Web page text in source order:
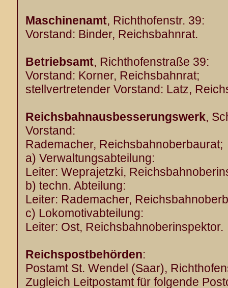
Maschinenamt, Richthofenstr. 39:
Vorstand: Binder, Reichsbahnrat.
Betriebsamt, Richthofenstraße 39:
Vorstand: Korner, Reichsbahnrat;
stellvertretender Vorstand: Latz,
Reichsbahnausbesserungswerk,
Vorstand:
Rademacher, Reichsbahnoberbaurat;
a) Verwaltungsabteilung:
Leiter: Weprajetzki,
b) techn. Abteilung:
Leiter: Rademacher,
c) Lokomotivabteilung:
Leiter: Ost, Reichsbahnoberinspektor.
Reichspostbehörden:
Postamt St. Wendel (Saar),
Zugleich Leitpostamt für folgende